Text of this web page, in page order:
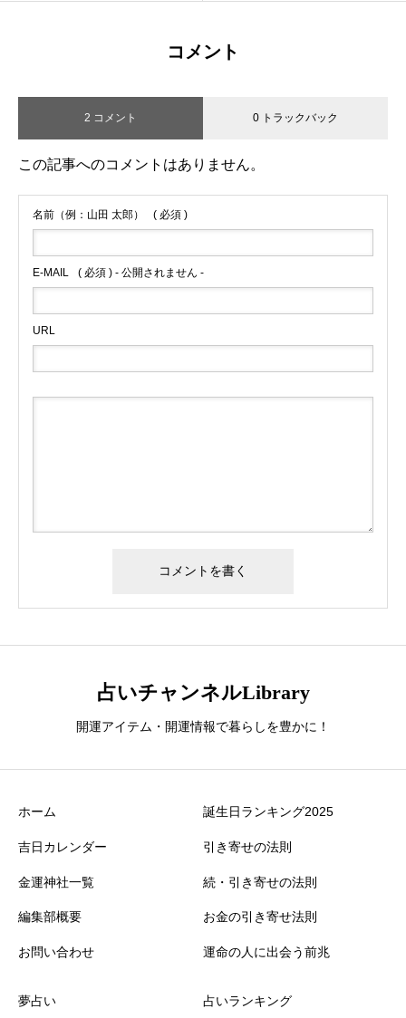
コメント
2 コメント 0 トラックバック
この記事へのコメントはありません。
名前（例：山田 太郎） ( 必須 )
E-MAIL ( 必須 ) - 公開されません -
URL
占いチャンネルLibrary
開運アイテム・開運情報で暮らしを豊かに！
ホーム
吉日カレンダー
金運神社一覧
編集部概要
お問い合わせ
誕生日ランキング2025
引き寄せの法則
続・引き寄せの法則
お金の引き寄せ法則
運命の人に出会う前兆
夢占い 占いランキング